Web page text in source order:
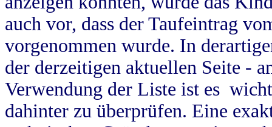
auch vor, dass der Taufeintrag
vorgenommen wurde. In
der derzeitigen aktuellen Seite -
Verwendung der Liste ist es
dahinter zu überprüfen. Eine